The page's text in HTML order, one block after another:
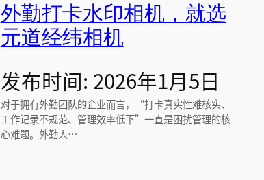
外勤打卡水印相机，就选
元道经纬相机
发布时间: 2026年1月5日
对于拥有外勤团队的企业而言，“打卡真实性难核实、
工作记录不规范、管理效率低下”一直是困扰管理的核
心难题。外勤人…